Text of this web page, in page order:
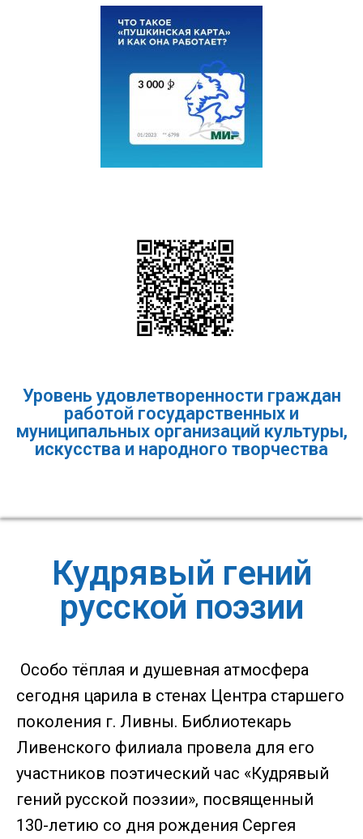
Уровень удовлетворенности граждан
работой государственных и
муниципальных организаций культуры,
искусства и народного творчества
Кудрявый гений
русской поэзии
Особо тёплая и душевная атмосфера
сегодня царила в стенах Центра старшего
поколения г. Ливны. Библиотекарь
Ливенского филиала провела для его
участников поэтический час «Кудрявый
гений русской поэзии», посвященный
130-летию со дня рождения Сергея